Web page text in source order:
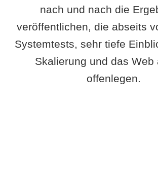
nach und nach die
veröffentlichen, die abseits
Systemtests, sehr tiefe
Skalierung und das Web
offenlegen.